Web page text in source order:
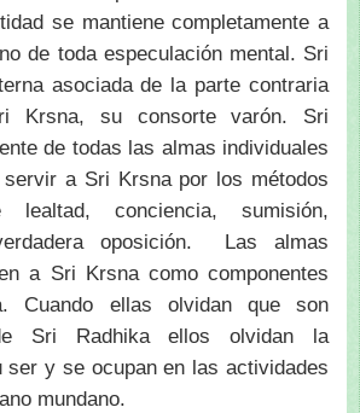
se mantiene completamente a
de toda especulación mental. Sri
asociada de la parte contraria
Krsna, su consorte varón. Sri
de todas las almas individuales
a Sri Krsna por los métodos
lealtad, conciencia, sumisión,
oposición. Las almas
a Sri Krsna como componentes
Cuando ellas olvidan que son
Sri Radhika ellos olvidan la
ser y se ocupan en las actividades
mundano.